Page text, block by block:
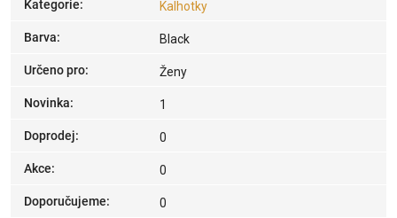
Kategorie: Kalhotky
Barva: Black
Určeno pro: Ženy
Novinka: 1
Doprodej: 0
Akce: 0
Doporučujeme: 0